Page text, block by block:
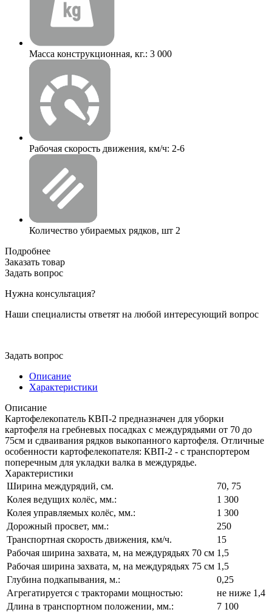
Масса конструкционная, кг.: 3 000
Рабочая скорость движения, км/ч: 2-6
Количество убираемых рядков, шт 2
Подробнее
Заказать товар
Задать вопрос
Нужна консультация?
Наши специалисты ответят на любой интересующий вопрос
Задать вопрос
Описание
Характеристики
Описание
Картофелекопатель КВП-2 предназначен для уборки
картофеля на гребневых посадках с междурядьями от 70 до
75см и сдваивания рядков выкопанного картофеля. Отличные
особенности картофелекопателя: КВП-2 - с транспортером
поперечным для укладки валка в междурядье.
Характеристики
Ширина междурядий, см.
70, 75
Колея ведущих колёс, мм.:
1 300
Колея управляемых колёс, мм.:
1 300
Дорожный просвет, мм.:
250
Транспортная скорость движения, км/ч.
15
Рабочая ширина захвата, м, на междурядьях 70 см 1,5
Рабочая ширина захвата, м, на междурядьях 75 см 1,5
Глубина подкапывания, м.:
0,25
Агрегатируется с тракторами мощностью:
не ниже 1,4
Длина в транспортном положении, мм.:
7 100